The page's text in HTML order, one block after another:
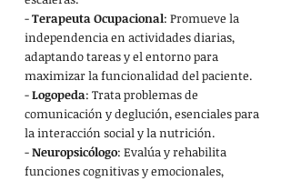
- Terapeuta Ocupacional: Promueve la
independencia en actividades diarias,
adaptando tareas y el entorno para
maximizar la funcionalidad del paciente.
- Logopeda: Trata problemas de
comunicación y deglución, esenciales para
la interacción social y la nutrición.
- Neuropsicólogo: Evalúa y rehabilita
funciones cognitivas y emocionales,